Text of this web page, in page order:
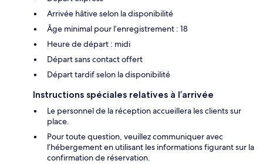
Arrivée hâtive selon la disponibilité
Âge minimal pour l’enregistrement : 18
Heure de départ : midi
Départ sans contact offert
Départ tardif selon la disponibilité
Instructions spéciales relatives à l’arrivée
Le personnel de la réception accueillera les clients sur
place.
Pour toute question, veuillez communiquer avec
l’hébergement en utilisant les informations figurant sur la
confirmation de réservation.